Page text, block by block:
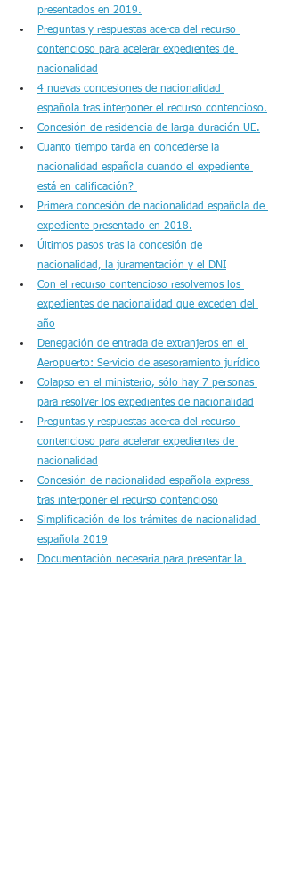
presentados en 2019.
Preguntas y respuestas acerca del recurso
contencioso para acelerar expedientes de
nacionalidad
4 nuevas concesiones de nacionalidad
española tras interponer el recurso contencioso.
Concesión de residencia de larga duración UE.
Cuanto tiempo tarda en concederse la
nacionalidad española cuando el expediente
está en calificación?
Primera concesión de nacionalidad española de
expediente presentado en 2018.
Últimos pasos tras la concesión de
nacionalidad, la juramentación y el DNI
Con el recurso contencioso resolvemos los
expedientes de nacionalidad que exceden del
año
Denegación de entrada de extranjeros en el
Aeropuerto: Servicio de asesoramiento jurídico
Colapso en el ministerio, sólo hay 7 personas
para resolver los expedientes de nacionalidad
Preguntas y respuestas acerca del recurso
contencioso para acelerar expedientes de
nacionalidad
Concesión de nacionalidad española express
tras interponer el recurso contencioso
Simplificación de los trámites de nacionalidad
española 2019
Documentación necesaria para presentar la